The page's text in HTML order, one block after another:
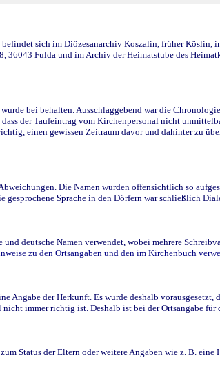
sich im Diözesanarchiv Koszalin, früher
36043 Fulda und im Archiv der Heimatstube des
bei behalten. Ausschlaggebend war die
der Taufeintrag vom Kirchenpersonal nicht
einen gewissen Zeitraum davor und dahinter zu
Die Namen wurden offensichtlich so
gesprochene Sprache in den Dörfern war schließlich
deutsche Namen verwendet, wobei mehrere
zu den Ortsangaben und den im Kirchenbuch
Angabe der Herkunft. Es wurde deshalb
immer richtig ist. Deshalb ist bei der Ortsangabe
Status der Eltern oder weitere Angaben wie z. B. eine